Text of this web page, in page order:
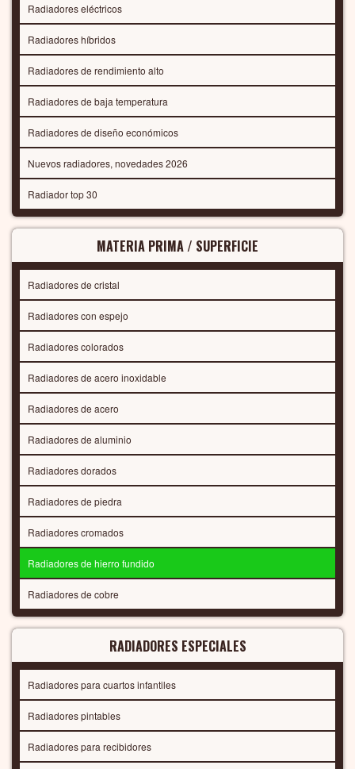
Radiadores eléctricos
Radiadores híbridos
Radiadores de rendimiento alto
Radiadores de baja temperatura
Radiadores de diseño económicos
Nuevos radiadores, novedades 2026
Radiador top 30
MATERIA PRIMA / SUPERFICIE
Radiadores de cristal
Radiadores con espejo
Radiadores colorados
Radiadores de acero inoxidable
Radiadores de acero
Radiadores de aluminio
Radiadores dorados
Radiadores de piedra
Radiadores cromados
Radiadores de hierro fundido
Radiadores de cobre
RADIADORES ESPECIALES
Radiadores para cuartos infantiles
Radiadores pintables
Radiadores para recibidores